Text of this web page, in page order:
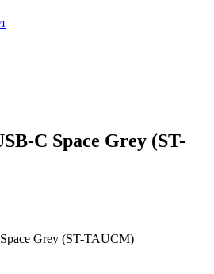
C Space Grey (ST-
Grey (ST-TAUCM)